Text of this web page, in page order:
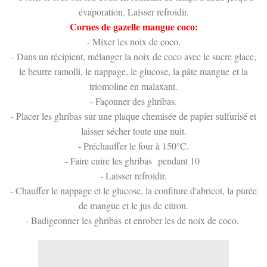
évaporation. Laisser refroidir.
Cornes de gazelle mangue coco:
- Mixer les noix de coco.
- Dans un récipient, mélanger la noix de coco avec le sucre glace,
le beurre ramolli, le nappage, le glucose, la pâte mangue et la
triomoline en malaxant.
- Façonner des ghribas.
- Placer les ghribas sur une plaque chemisée de papier sulfurisé et
laisser sécher toute une nuit.
- Préchauffer le four à 150°C.
- Faire cuire les ghribas pendant 10
- Laisser refroidir.
- Chauffer le nappage et le glucose, la confiture d'abricot, la purée
de mangue et le jus de citron.
- Badigeonner les ghribas et enrober les de noix de coco.